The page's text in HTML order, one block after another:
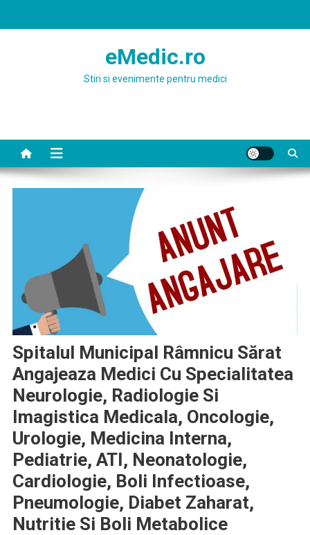
eMedic.ro
Stiri si evenimente pentru medici
Spitalul Municipal Râmnicu Sărat
Angajeaza Medici Cu Specialitatea
Neurologie, Radiologie Si
Imagistica Medicala, Oncologie,
Urologie, Medicina Interna,
Pediatrie, ATI, Neonatologie,
Cardiologie, Boli Infectioase,
Pneumologie, Diabet Zaharat,
Nutritie Si Boli Metabolice